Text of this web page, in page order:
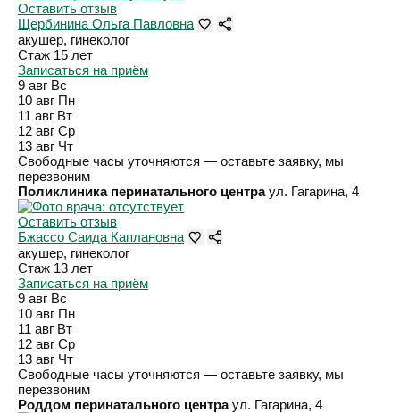
Оставить отзыв
Щербинина Ольга Павловна
акушер, гинеколог
Стаж 15 лет
Записаться на приём
9 авг Вс
10 авг Пн
11 авг Вт
12 авг Ср
13 авг Чт
Свободные часы уточняются — оставьте заявку, мы
перезвоним
Поликлиника перинатального центра ул. Гагарина, 4
Оставить отзыв
Бжассо Саида Каплановна
акушер, гинеколог
Стаж 13 лет
Записаться на приём
9 авг Вс
10 авг Пн
11 авг Вт
12 авг Ср
13 авг Чт
Свободные часы уточняются — оставьте заявку, мы
перезвоним
Роддом перинатального центра ул. Гагарина, 4